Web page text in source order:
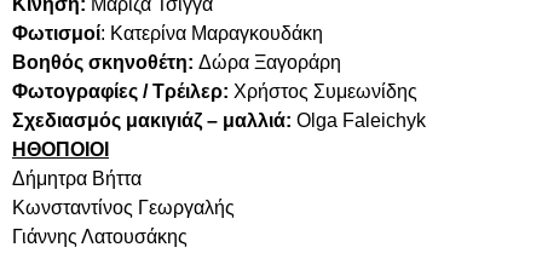
Κίνηση: Μαρίζα Τσίγγα
Φωτισμοί: Κατερίνα Μαραγκουδάκη
Βοηθός σκηνοθέτη: Δώρα Ξαγοράρη
Φωτογραφίες / Τρέιλερ: Χρήστος Συμεωνίδης
Σχεδιασμός μακιγιάζ – μαλλιά: Olga Faleichyk
ΗΘΟΠΟΙΟΙ
Δήμητρα Βήττα
Κωνσταντίνος Γεωργαλής
Γιάννης Λατουσάκης